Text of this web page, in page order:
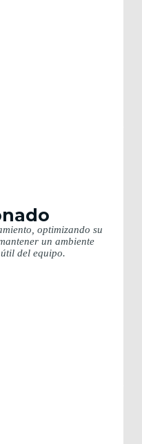
optimizando su
un ambiente
del equipo.